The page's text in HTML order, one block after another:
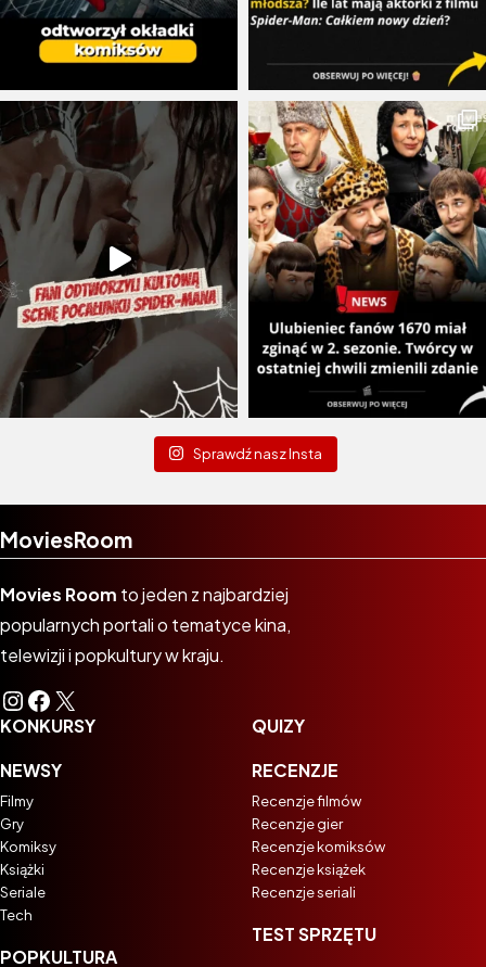
Sprawdź nasz Insta
MoviesRoom
Movies Room to jeden z najbardziej
popularnych portali o tematyce kina,
telewizji i popkultury w kraju.
Instagram
Facebook
X
KONKURSY
NEWSY
Filmy
Gry
Komiksy
Książki
Seriale
Tech
POPKULTURA
QUIZY
RECENZJE
Recenzje filmów
Recenzje gier
Recenzje komiksów
Recenzje książek
Recenzje seriali
TEST SPRZĘTU